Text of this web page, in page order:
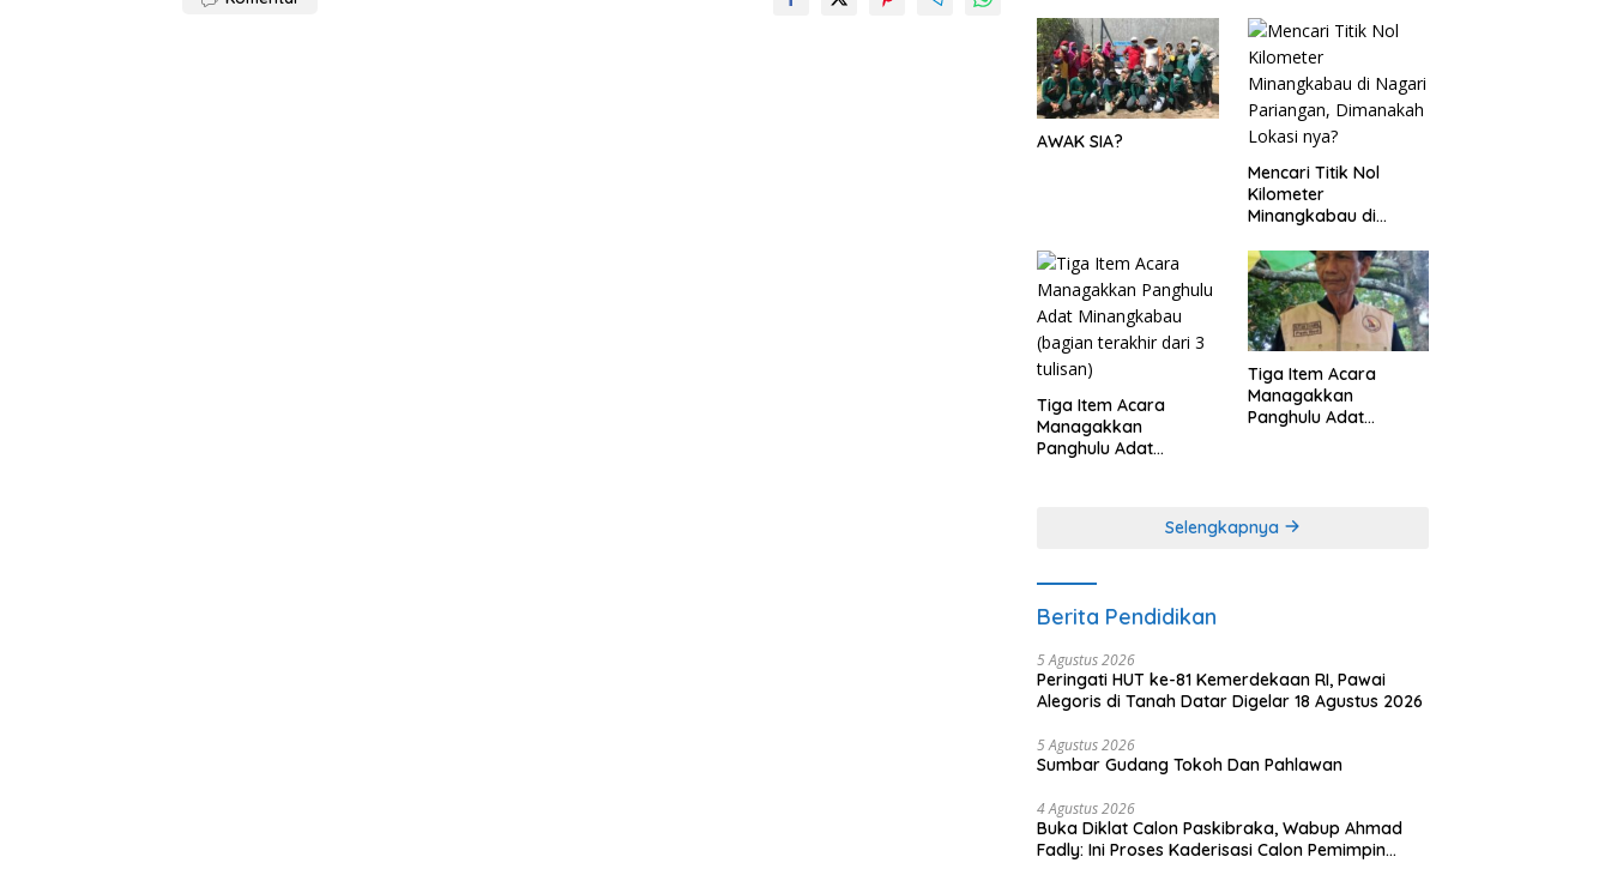
AWAK SIA?
Mencari Titik Nol
Kilometer
Minangkabau di
Dimanakah Lokasi
nya?
Tiga Item Acara
Managakkan
Panghulu Adat
Tiga Item Acara
Managakkan
Panghulu Adat
Selengkapnya
Berita Pendidikan
5 Agustus 2026
Peringati HUT ke-81 Kemerdekaan RI, Pawai
Alegoris di Tanah Datar Digelar 18 Agustus 2026
5 Agustus 2026
Sumbar Gudang Tokoh Dan Pahlawan
4 Agustus 2026
Buka Diklat Calon Paskibraka, Wabup Ahmad
Fadly: Ini Proses Kaderisasi Calon Pemimpin